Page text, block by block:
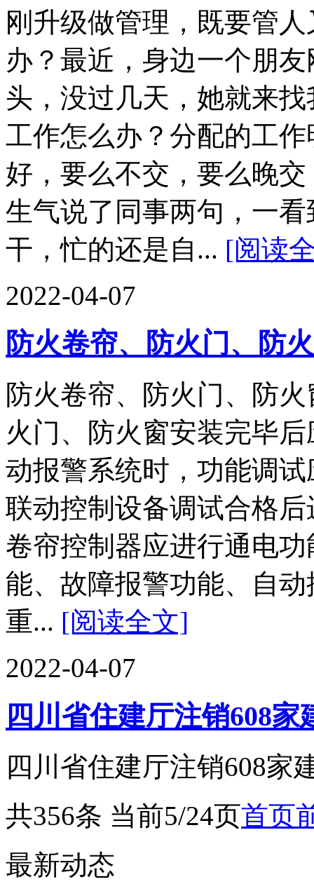
刚升级做管理，既要管
办？最近，身边一个朋
头，没过几天，她就来
工作怎么办？分配的工
好，要么不交，要么晚
生气说了同事两句，一
干，忙的还是自... [阅读
2022-04-07
防火卷帘、防火门、防
防火卷帘、防火门、防
火门、防火窗安装完毕
动报警系统时，功能调
联动控制设备调试合格
卷帘控制器应进行通电
能、故障报警功能、自
重... [阅读全文]
2022-04-07
四川省住建厅注销608
四川省住建厅注销608家
共356条 当前5/24页首页
最新动态